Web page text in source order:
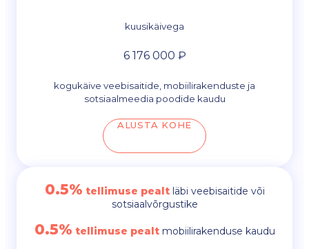
kuusikäivega
6 176 000 ₽
kogukäive veebisaitide, mobiilirakenduste ja
sotsiaalmeedia poodide kaudu
ALUSTA KOHE
0.5% tellimuse pealtläbi veebisaitide või
sotsiaalvõrgustike
0.5% tellimuse pealtmobiilirakenduse kaudu